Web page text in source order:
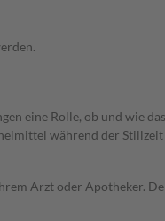
eine Rolle, ob und wie
während der
Arzt oder Apotheker.